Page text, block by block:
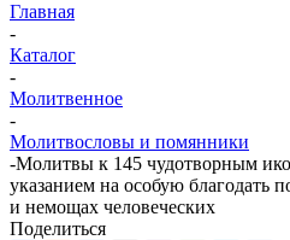
Главная
-
Каталог
-
Молитвенное
-
Молитвословы и помянники
-Молитвы к 145 чудотворным
указанием на особую благодать
и немощах человеческих
Поделиться